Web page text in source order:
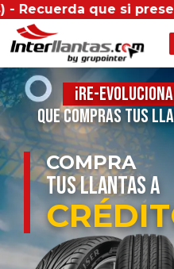
que si
¡Re-
que compras tus
COMPRA
TUS LLANTAS A